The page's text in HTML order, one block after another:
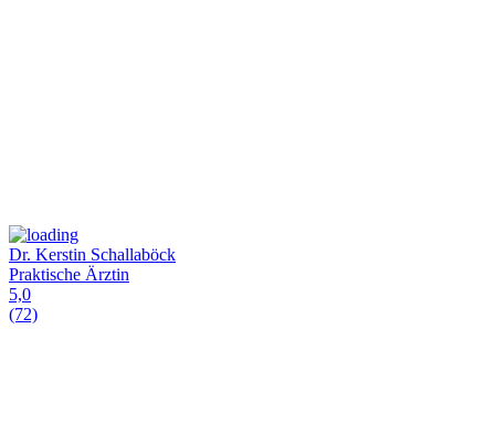
Dr. Kerstin Schallaböck
Praktische Ärztin
5,0
(72)